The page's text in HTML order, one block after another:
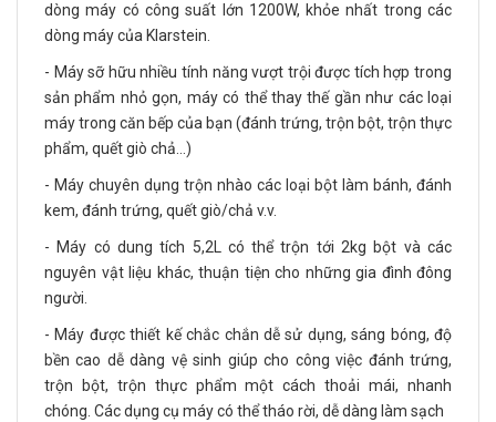
dòng máy có công suất lớn 1200W, khỏe nhất trong các
dòng máy của Klarstein.
- Máy sỡ hữu nhiều tính năng vượt trội được tích hợp trong
sản phẩm nhỏ gọn, máy có thể thay thế gần như các loại
máy trong căn bếp của bạn (đánh trứng, trộn bột, trộn thực
phẩm, quết giò chả…)
- Máy chuyên dụng trộn nhào các loại bột làm bánh, đánh
kem, đánh trứng, quết giò/chả v.v.
- Máy có dung tích 5,2L có thể trộn tới 2kg bột và các
nguyên vật liệu khác, thuận tiện cho những gia đình đông
người.
- Máy được thiết kế chắc chắn dễ sử dụng, sáng bóng, độ
bền cao dễ dàng vệ sinh giúp cho công việc đánh trứng,
trộn bột, trộn thực phẩm một cách thoải mái, nhanh
chóng. Các dụng cụ máy có thể tháo rời, dễ dàng làm sạch